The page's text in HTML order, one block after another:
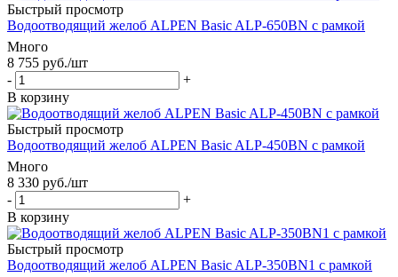
Быстрый просмотр
Водоотводящий желоб ALPEN Basic ALP-650BN с рамкой
Много
8 755 руб./шт
-
+
В корзину
Быстрый просмотр
Водоотводящий желоб ALPEN Basic ALP-450BN с рамкой
Много
8 330 руб./шт
-
+
В корзину
Быстрый просмотр
Водоотводящий желоб ALPEN Basic ALP-350BN1 с рамкой